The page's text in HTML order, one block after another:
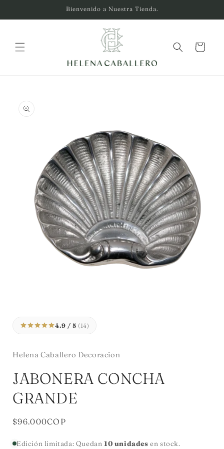
al contenido
Bienvenido a Nuestra Tienda.
Carrito
información
multimedia
ventana
modal
4.9 / 5 (14)
Helena Caballero Decoracion
JABONERA CONCHA
GRANDE
Precio
$96.000COP
Edición limitada: Quedan 10 unidades en stock.